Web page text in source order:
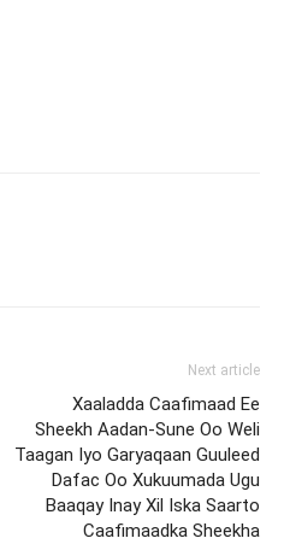
Next article
Xaaladda Caafimaad Ee
Sheekh Aadan-Sune Oo Weli
Taagan Iyo Garyaqaan Guuleed
Dafac Oo Xukuumada Ugu
Baaqay Inay Xil Iska Saarto
Caafimaadka Sheekha